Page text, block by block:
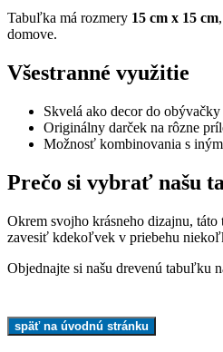
Tabuľka má rozmery 15 cm x 15 cm
domove.
Všestranné využitie
Skvelá ako decor do obývačky
Originálny darček na rôzne
Možnosť kombinovania s
Prečo si vybrať našu
Okrem svojho krásneho dizajnu,
zavesiť kdekoľvek v priebehu
Objednajte si našu drevenú tabuľku